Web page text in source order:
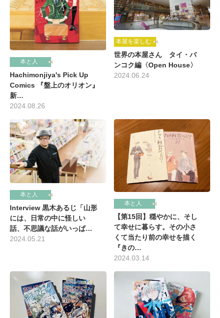
本と人
Hachimonjiya's Pick Up
Comics 『盤上のオリオン』
新…
2024.08.26
本屋を楽しむ
世界の本屋さん タイ・バ
ンコク編〈Open House〉
2024.06.24
本と人
Interview 黒木あるじ「山形
には、日常の中に怪しい
話、不思議な話がいっぱ…
2024.05.21
本と人
【第15回】穏やかに、そし
て幸せに暮らす。その小さ
くて当たり前の幸せを描く
『きの…
2024.03.14